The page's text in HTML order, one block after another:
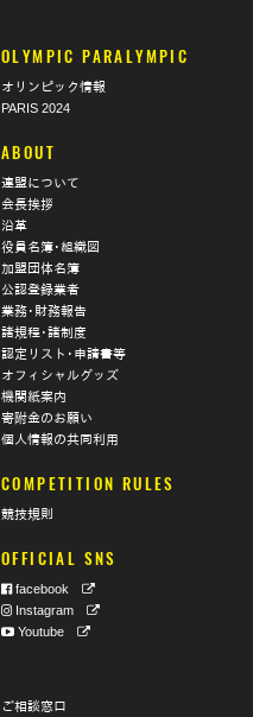
OLYMPIC PARALYMPIC
オリンピック情報
PARIS 2024
ABOUT
連盟について
会長挨拶
沿革
役員名簿･組織図
加盟団体名簿
公認登録業者
業務･財務報告
諸規程･諸制度
認定リスト･申請書等
オフィシャルグッズ
機関紙案内
寄附金のお願い
個人情報の共同利用
COMPETITION RULES
競技規則
OFFICIAL SNS
facebook
Instagram
Youtube
ご相談窓口